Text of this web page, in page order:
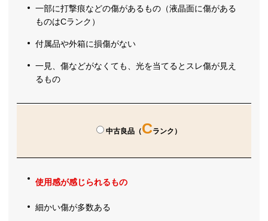
一部に打撃痕などの傷があるもの（液晶面に傷がある
ものはCランク）
付属品や外箱に損傷がない
一見、傷などがなくても、光を当てるとスレ傷が見え
るもの
中古良品（Cランク）
使用感が感じられるもの
細かい傷が多数ある